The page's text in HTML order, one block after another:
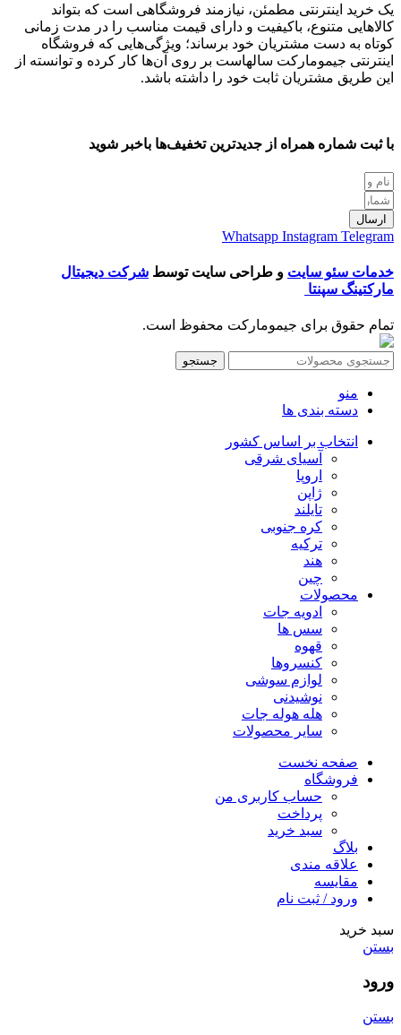
یک خرید اینترنتی مطمئن، نیازمند فروشگاهی است که بتواند
کالاهایی متنوع، باکیفیت و دارای قیمت مناسب را در مدت زمانی
کوتاه به دست مشتریان خود برساند؛ ویژگی‌هایی که فروشگاه
اینترنتی جیمومارکت سالهاست بر روی آن‌ها کار کرده و توانسته از
این طریق مشتریان ثابت خود را داشته باشد.
با ثبت شماره همراه از جدید‌ترین تخفیف‌ها با‌خبر شوید
ارسال
Whatsapp Instagram Telegram
خدمات سئو سایت و طراحی سایت توسط شرکت دیجیتال
مارکتینگ سپنتا
تمام حقوق برای جیمومارکت محفوظ است.
جستجو
منو
دسته بندی ها
انتخاب بر اساس کشور
آسیای شرقی
اروپا
ژاپن
تایلند
کره جنوبی
ترکیه
هند
چین
محصولات
ادویه جات
سس ها
قهوه
کنسروها
لوازم سوشی
نوشیدنی
هله هوله جات
سایر محصولات
صفحه نخست
فروشگاه
حساب کاربری من
پرداخت
سبد خرید
بلاگ
علاقه مندی
مقایسه
ورود / ثبت نام
سبد خرید
بستن
ورود
بستن